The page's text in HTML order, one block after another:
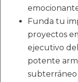
Funda tu
proyectos
ejecutivo
potente
subterráneo